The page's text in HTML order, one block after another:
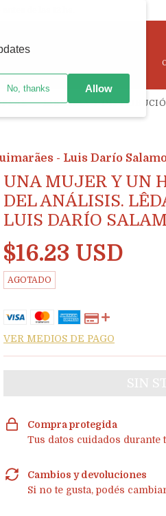
LIBRERIA Y
- Luis Darío
UNA MUJER Y UN
DEL ANÁLISIS.
LUIS DARÍO
$16.23 USD
AGOTADO
VER MEDIOS DE PAGO
Compra protegida
Tus datos cuidados durante
Cambios y devoluciones
Si no te gusta, podés
No, thanks Allow